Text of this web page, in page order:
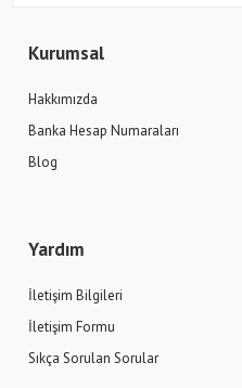
Kurumsal
Hakkımızda
Banka Hesap Numaraları
Blog
Yardım
İletişim Bilgileri
İletişim Formu
Sıkça Sorulan Sorular